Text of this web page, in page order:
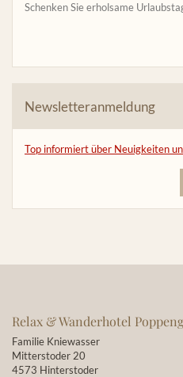
Schenken Sie erholsame
Newsletteranmeldung
Top informiert über Neuigkeiten
Relax & Wanderhotel
Familie Kniewasser
Mitterstoder 20
4573 Hinterstoder